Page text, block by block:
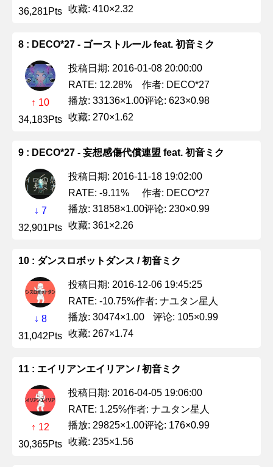
36,281Pts 收藏: 410×2.32
8 : DECO*27 - ゴーストルール feat. 初音ミク
↑ 10
34,183Pts
投稿日期: 2016-01-08 20:00:00
RATE: 12.28%
作者: DECO*27
播放: 33136×1.00评论: 623×0.98
收藏: 270×1.62
9 : DECO*27 - 妄想感傷代償連盟 feat. 初音ミク
↓ 7
32,901Pts
投稿日期: 2016-11-18 19:02:00
RATE: -9.11%
作者: DECO*27
播放: 31858×1.00评论: 230×0.99
收藏: 361×2.26
10 : ダンスロボットダンス / 初音ミク
↓ 8
31,042Pts
投稿日期: 2016-12-06 19:45:25
RATE: -10.75%作者: ナユタン星人
播放: 30474×1.00
评论: 105×0.99
收藏: 267×1.74
11 : エイリアンエイリアン / 初音ミク
↑ 12
30,365Pts
投稿日期: 2016-04-05 19:06:00
RATE: 1.25%作者: ナユタン星人
播放: 29825×1.00评论: 176×0.99
收藏: 235×1.56